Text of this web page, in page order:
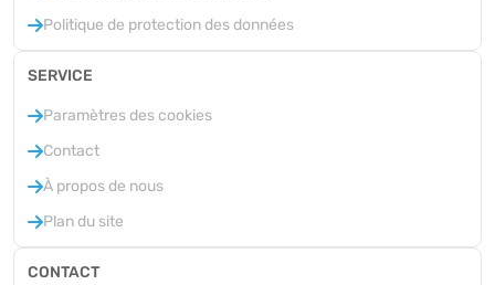
Politique de protection des données
SERVICE
Paramètres des cookies
Contact
À propos de nous
Plan du site
CONTACT